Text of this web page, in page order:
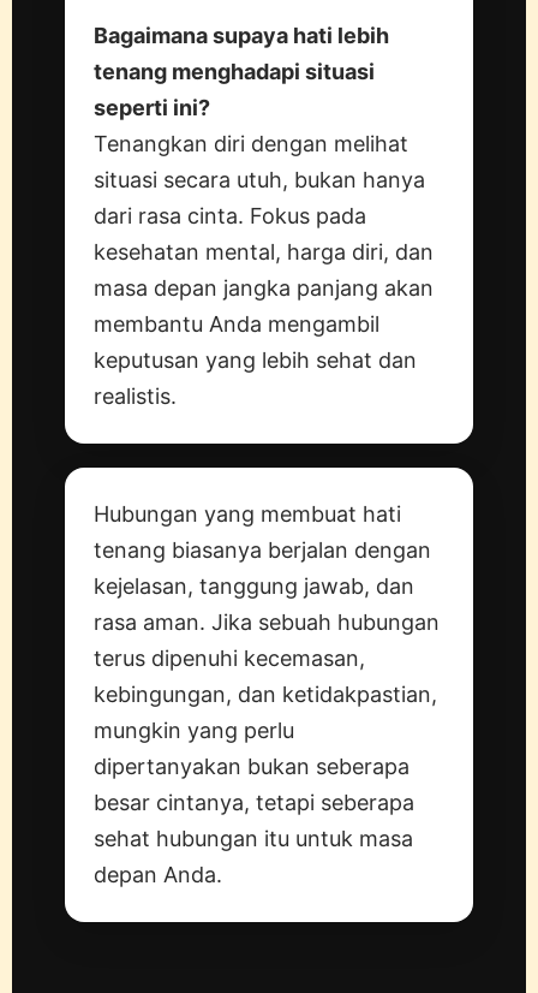
Bagaimana supaya hati lebih
tenang menghadapi situasi
seperti ini?
Tenangkan diri dengan melihat
situasi secara utuh, bukan hanya
dari rasa cinta. Fokus pada
kesehatan mental, harga diri, dan
masa depan jangka panjang akan
membantu Anda mengambil
keputusan yang lebih sehat dan
realistis.
Hubungan yang membuat hati
tenang biasanya berjalan dengan
kejelasan, tanggung jawab, dan
rasa aman. Jika sebuah hubungan
terus dipenuhi kecemasan,
kebingungan, dan ketidakpastian,
mungkin yang perlu
dipertanyakan bukan seberapa
besar cintanya, tetapi seberapa
sehat hubungan itu untuk masa
depan Anda.